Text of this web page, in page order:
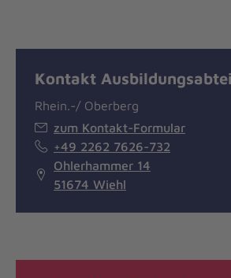
Kontakt
Rhein.-/ Oberberg
zum Kontakt-Formular
+49 2262 7626-732
Ohlerhammer 14
51674 Wiehl